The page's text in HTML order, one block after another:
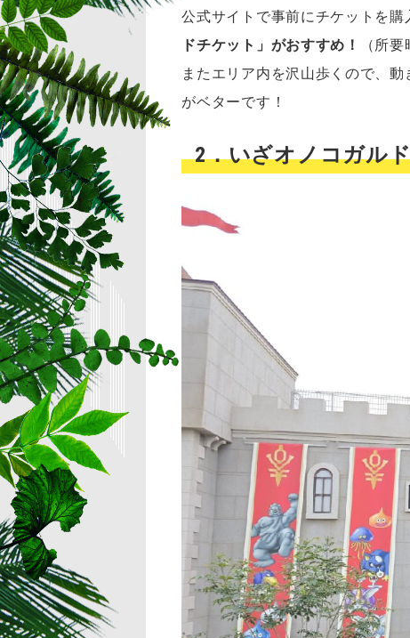
公式サイトで事前にチケットを
ドチケット」がおすすめ！
（所
またエリア内を沢山歩くので、
がベターです！
2．いざオノコガル